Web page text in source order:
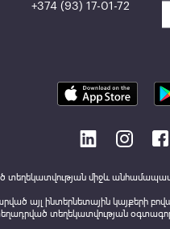
+374 (93) 17-01-72
տեղեկատվության միջև
այլ ինտերնետային կայքերի
տեղեկատվության